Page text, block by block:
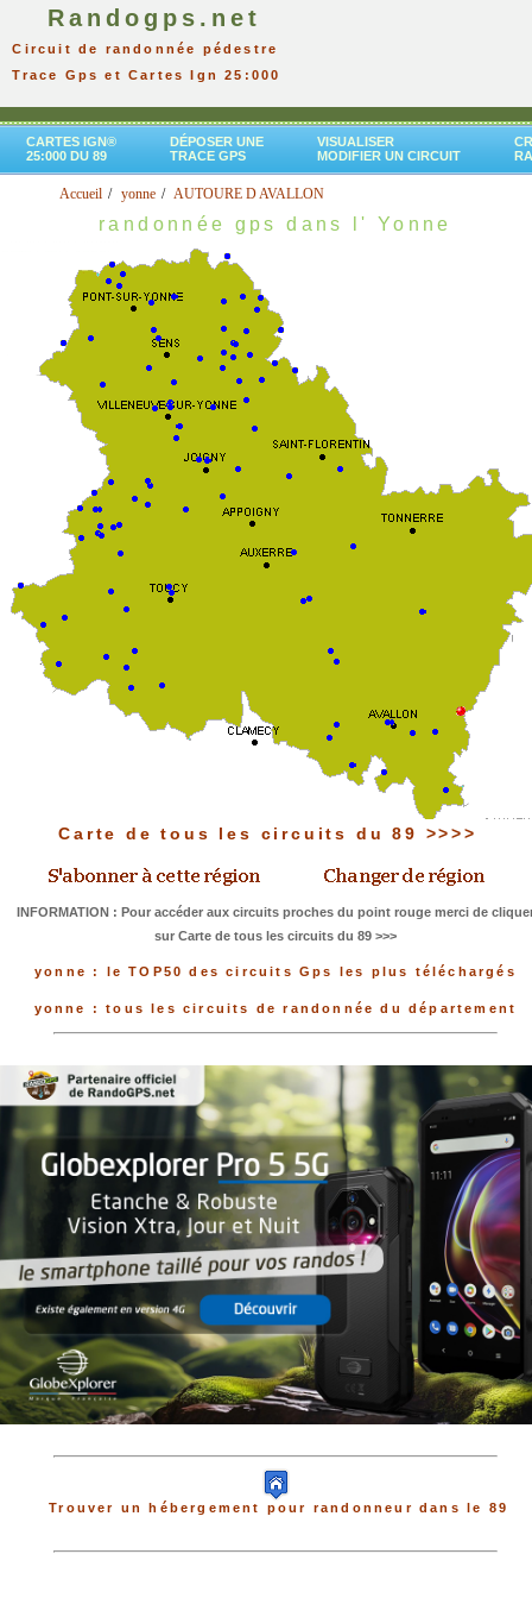
Randogps.net
Circuit de randonnée pédestre
Trace Gps et Cartes Ign 25:000
CARTES IGN®
25:000 DU 89
DÉPOSER UNE
TRACE GPS
VISUALISER
MODIFIER UN CIRCUIT
Accueil yonne AUTOURE D AVALLON
randonnée gps dans l' Yonne
Carte de tous les circuits du 89 >>>>
INFORMATION : Pour accéder aux circuits proches du point rouge merci de
sur Carte de tous les circuits du 89 >>>
yonne : le TOP50 des circuits Gps les plus téléchargés
yonne : tous les circuits de randonnée du département
Trouver un hébergement pour randonneur dans le 89